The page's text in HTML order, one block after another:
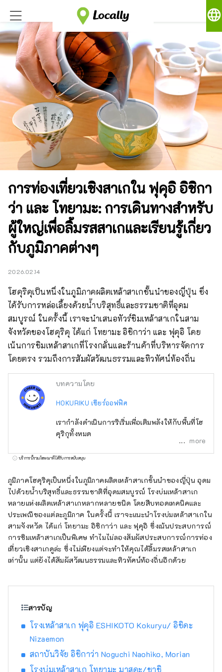
language
การท่องเที่ยวเชิงสาเกใน ฟุคุอิ อิชิกา
ว่า และ โทยามะ: การเดินทางสำหรับ
ผู้ใหญ่เพื่อลิ้มรสสาเกและเรียนรู้เกี่ยว
กับภูมิภาคต่างๆ
2026.02.14
โฮคุริคุเป็นหนึ่งในภูมิภาคผลิตเหล้าสาเกชั้นนำของญี่ปุ่น ซึ่ง
ได้รับการหล่อเลี้ยงด้วยน้ำบริสุทธิ์และธรรมชาติที่อุดม
สมบูรณ์ ในครั้งนี้ เราจะนำเสนอทัวร์ชิมเหล้าสาเกในสาม
จังหวัดของโฮคุริคุ ได้แก่ โทยามะ อิชิกาว่า และ ฟุคุอิ โดย
เน้นการชิมเหล้าสาเกที่โรงกลั่นและร้านค้าที่บริหารจัดการ
โดยตรง รวมถึงการสัมผัสวัฒนธรรมและทิวทัศน์ท้องถิ่น
บทความโดย
HOKURIKU เชียร์ออฟฟิศ
เรากำลังดำเนินการริเริ่มเพื่อเติมพลังให้กับพื้นที่โฮ
คุริกุทั้งหมด
more
บริการนี้รวมโฆษณาที่ได้รับการสนับสนุน
ภูมิภาคโฮคุริคุเป็นหนึ่งในภูมิภาคผลิตเหล้าสาเกชั้นนำของญี่ปุ่น อุดม
ไปด้วยน้ำบริสุทธิ์และธรรมชาติที่อุดมสมบูรณ์ โรงบ่มเหล้าสาเก
หลายแห่งผลิตเหล้าสาเกหลากหลายชนิด โดยสืบทอดเทคนิคและ
ประเพณีของแต่ละภูมิภาค ในครั้งนี้ เราจะแนะนำโรงบ่มเหล้าสาเกใน
สามจังหวัด ได้แก่ โทยามะ อิชิกาว่า และ ฟุคุอิ ซึ่งเน้นประสบการณ์
การชิมเหล้าสาเกเป็นพิเศษ ทำไมไม่ลองสัมผัสประสบการณ์การท่อง
เที่ยวเชิงสาเกดูล่ะ ซึ่งไม่เพียงแต่จะทำให้คุณได้ลิ้มรสเหล้าสาเก
เท่านั้น แต่ยังได้สัมผัสวัฒนธรรมและทิวทัศน์ท้องถิ่นอีกด้วย
สารบัญ
โรงเหล้าสาเก ฟุคุอิ ESHIKOTO Kokuryu/ อิชิดะ
Nizaemon
สถาบันวิจัย อิชิกาว่า Noguchi Naohiko, Morian
โรงบ่มเหล้าสาเก โทยามะ มาสุดะ/ชาชิ